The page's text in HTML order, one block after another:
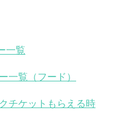
一覧
一覧（フード）
チケットもらえる時